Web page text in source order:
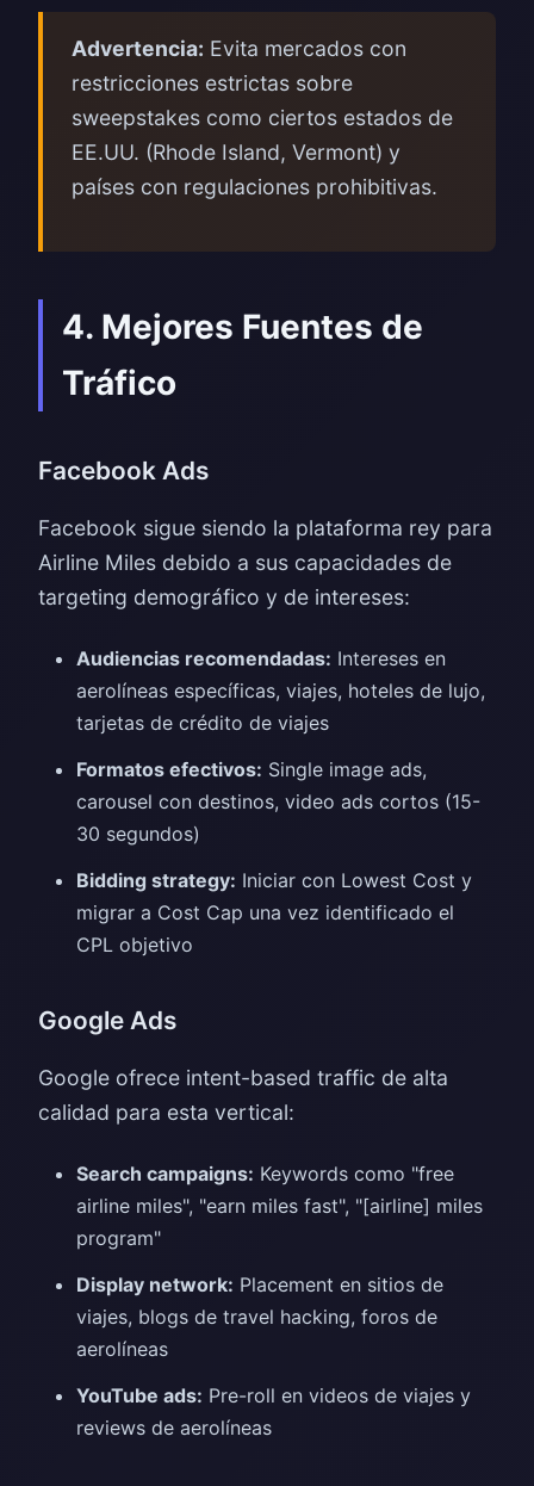
Advertencia: Evita mercados con
restricciones estrictas sobre
sweepstakes como ciertos estados de
EE.UU. (Rhode Island, Vermont) y
países con regulaciones prohibitivas.
4. Mejores Fuentes de
Tráfico
Facebook Ads
Facebook sigue siendo la plataforma rey para
Airline Miles debido a sus capacidades de
targeting demográfico y de intereses:
Audiencias recomendadas: Intereses en
aerolíneas específicas, viajes, hoteles de lujo,
tarjetas de crédito de viajes
Formatos efectivos: Single image ads,
carousel con destinos, video ads cortos (15-
30 segundos)
Bidding strategy: Iniciar con Lowest Cost y
migrar a Cost Cap una vez identificado el
CPL objetivo
Google Ads
Google ofrece intent-based traffic de alta
calidad para esta vertical:
Search campaigns: Keywords como "free
airline miles", "earn miles fast", "[airline] miles
program"
Display network: Placement en sitios de
viajes, blogs de travel hacking, foros de
aerolíneas
YouTube ads: Pre-roll en videos de viajes y
reviews de aerolíneas